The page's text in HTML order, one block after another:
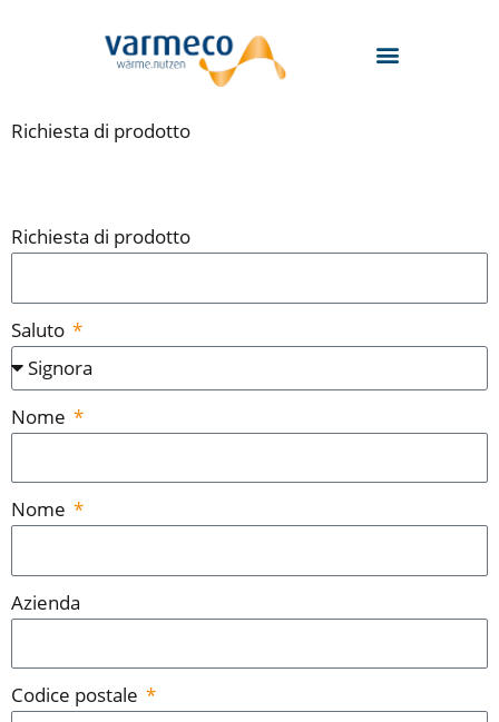
Richiesta di prodotto
Richiesta di prodotto
Saluto
Nome
Nome
Azienda
Codice postale